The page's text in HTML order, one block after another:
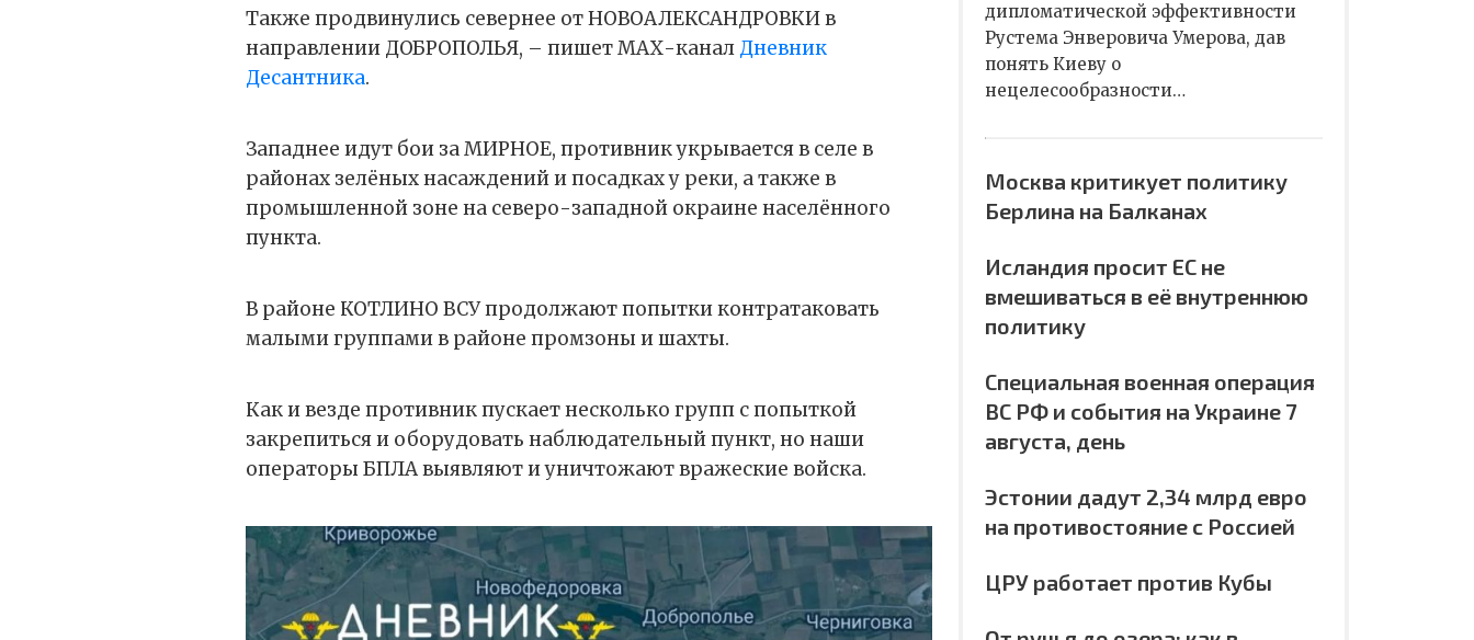
Также продвинулись севернее от НОВОАЛЕКСАНДРОВКИ в
направлении ДОБРОПОЛЬЯ, – пишет МАХ-канал Дневник
Десантника.
Западнее идут бои за МИРНОЕ, противник укрывается в селе в
районах зелёных насаждений и посадках у реки, а также в
промышленной зоне на северо-западной окраине населённого
пункта.
В районе КОТЛИНО ВСУ продолжают попытки контратаковать
малыми группами в районе промзоны и шахты.
Как и везде противник пускает несколько групп с попыткой
закрепиться и оборудовать наблюдательный пункт, но наши
операторы БПЛА выявляют и уничтожают вражеские войска.
дипломатической эффективности
Рустема Энверовича Умерова, дав
понять Киеву о
нецелесообразности…
Москва критикует политику
Берлина на Балканах
Исландия просит ЕС не
вмешиваться в её внутреннюю
политику
Специальная военная операция
ВС РФ и события на Украине 7
августа, день
Эстонии дадут 2,34 млрд евро
на противостояние с Россией
ЦРУ работает против Кубы